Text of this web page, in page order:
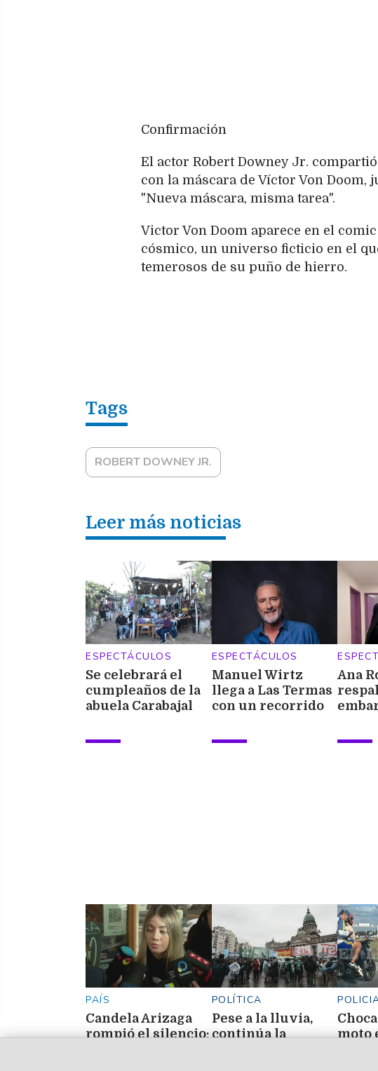
Confirmación
El actor Robert Downey Jr.
con la máscara de Víctor Von
"Nueva máscara, misma tarea".
Victor Von Doom aparece en el
cósmico, un universo ficticio en el
temerosos de su puño de hierro.
ROBERT DOWNEY JR.
Leer más noticias
ESPECTÁCULOS
Se celebrará el
cumpleaños de la
abuela Carabajal
de música y
ESPECTÁCULOS
Manuel Wirtz
llega a Las Termas
con un recorrido
éxitos en Casinos
Ana
PAÍS
Candela Arizaga
rompió el silencio:
POLÍTICA
Pese a la lluvia,
continúa la
moto